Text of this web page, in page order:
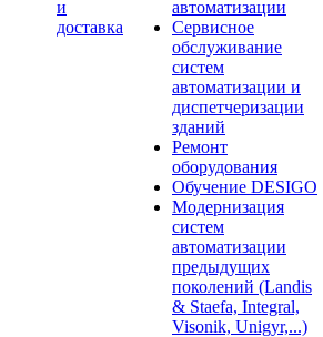
и
доставка
автоматизации
Сервисное
обслуживание
систем
автоматизации и
диспетчеризации
зданий
Ремонт
оборудования
Обучение DESIGO
Модернизация
систем
автоматизации
предыдущих
поколений (Landis
& Staefa, Integral,
Visonik, Unigyr,...)